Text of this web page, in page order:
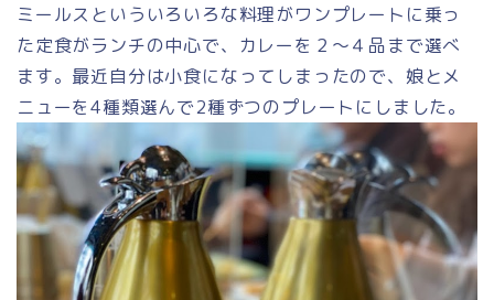
ミールスといういろいろな料理がワンプレートに乗っ
た定食がランチの中心で、カレーを２～４品まで選べ
ます。最近自分は小食になってしまったので、娘とメ
ニューを4種類選んで2種ずつのプレートにしました。